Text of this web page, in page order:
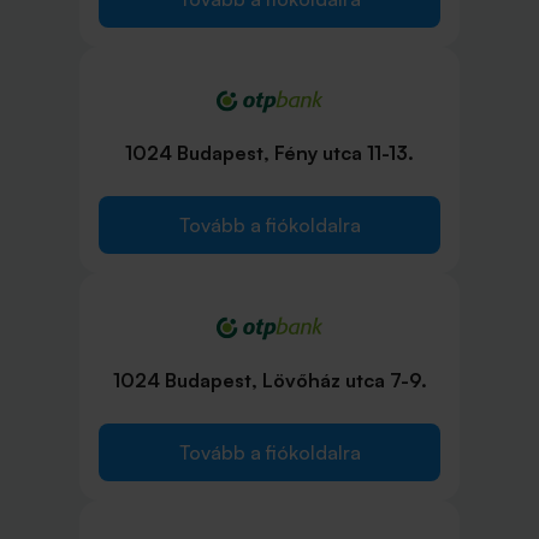
1024 Budapest, Fény utca 11-13.
Tovább a fiókoldalra
1024 Budapest, Lövőház utca 7-9.
Tovább a fiókoldalra